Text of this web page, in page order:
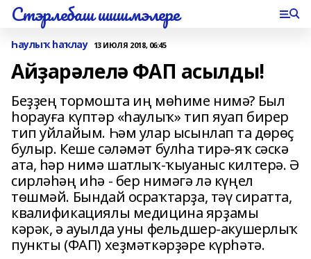
Стэрлебаш шишмэлере
Һаулыҡ һаҡлау 13 ИЮЛЯ 2018, 06:45
Айҙарәлелә ФАП асылды!
Беҙҙең тормошта иң мөһиме нимә? Был
һорауға күптәр «һаулыҡ» тип яуап бирер
тип уйлайым. Һәм улар ысынлап та дөрөҫ
булыр. Кеше сәләмәт булһа тирә-яҡ сәскә
ата, һәр нимә шатлыҡ-ҡыуаныс килтерә. Ә
сирләһәң иһә - бер нимәгә лә күңел
төшмәй. Бындай осраҡтарҙа, тәү сиратта,
квалификациялы медицина ярҙамы
кәрәк, ә ауылда уны фельдшер-акушерлыҡ
пункты (ФАП) хеҙмәткәрҙәре күрһәтә.